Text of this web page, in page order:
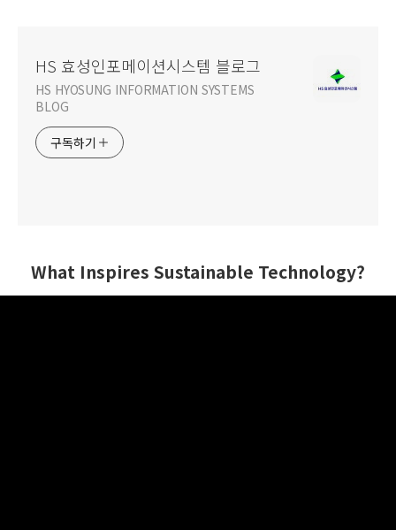
HS 효성인포메이션시스템 블로그
HS HYOSUNG INFORMATION SYSTEMS
BLOG
구독하기
What Inspires Sustainable Technology?